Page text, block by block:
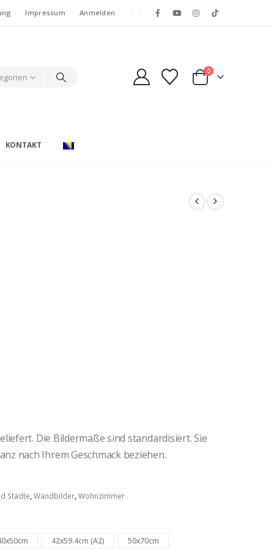
Impressum Anmelden
0
KONTAKT
Die Bildermaße sind standardisiert. Sie
nach Ihrem Geschmack beziehen.
Städte,Wandbilder,Wohnzimmer
42x59.4cm (A2)
50x70cm